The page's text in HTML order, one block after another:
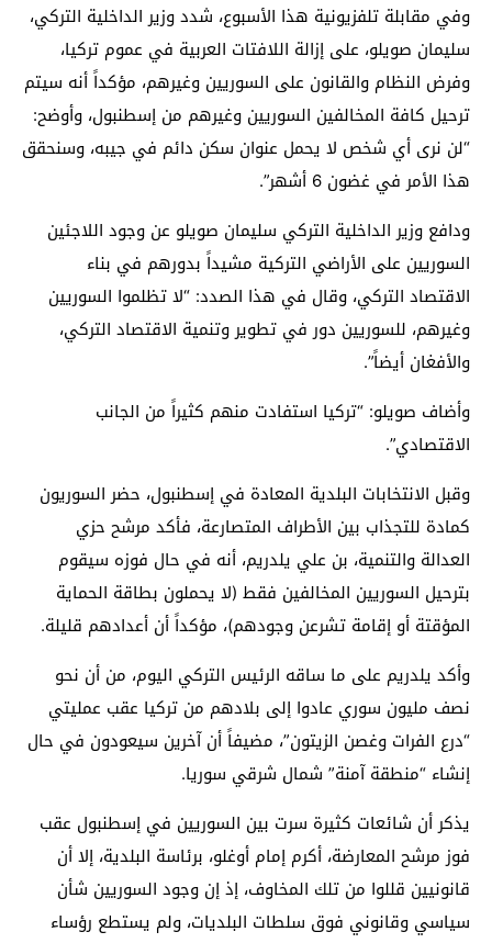
وفي مقابلة تلفزيونية هذا الأسبوع، شدد وزير الداخلية التركي،
سليمان صويلو، على إزالة اللافتات العربية في عموم تركيا،
وفرض النظام والقانون على السوريين وغيرهم، مؤكداً أنه سيتم
ترحيل كافة المخالفين السوريين وغيرهم من إسطنبول، وأوضح:
“لن نرى أي شخص لا يحمل عنوان سكن دائم في جيبه، وسنحقق
هذا الأمر في غضون 6 أشهر”.
ودافع وزير الداخلية التركي سليمان صويلو عن وجود اللاجئين
السوريين على الأراضي التركية مشيداً بدورهم في بناء
الاقتصاد التركي، وقال في هذا الصدد: “لا تظلموا السوريين
وغيرهم، للسوريين دور في تطوير وتنمية الاقتصاد التركي،
والأفغان أيضاً”.
وأضاف صويلو: “تركيا استفادت منهم كثيراً من الجانب
الاقتصادي”.
وقبل الانتخابات البلدية المعادة في إسطنبول، حضر السوريون
كمادة للتجذاب بين الأطراف المتصارعة، فأكد مرشح حزي
العدالة والتنمية، بن علي يلدريم، أنه في حال فوزه سيقوم
بترحيل السوريين المخالفين فقط (لا يحملون بطاقة الحماية
المؤقتة أو إقامة تشرعن وجودهم)، مؤكداً أن أعدادهم قليلة.
وأكد يلدريم على ما ساقه الرئيس التركي اليوم، من أن نحو
نصف مليون سوري عادوا إلى بلادهم من تركيا عقب عمليتي
“درع الفرات وغصن الزيتون”، مضيفاً أن آخرين سيعودون في حال
إنشاء “منطقة آمنة” شمال شرقي سوريا.
يذكر أن شائعات كثيرة سرت بين السوريين في إسطنبول عقب
فوز مرشح المعارضة، أكرم إمام أوغلو، برئاسة البلدية، إلا أن
قانونيين قللوا من تلك المخاوف، إذ إن وجود السوريين شأن
سياسي وقانوني فوق سلطات البلديات، ولم يستطع رؤساء